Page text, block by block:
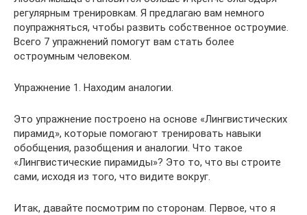
регулярным тренировкам. Я предлагаю вам немного
поупражняться, чтобы развить собственное остроумие.
Всего 7 упражнений помогут вам стать более
остроумным человеком.
Упражнение 1. Находим аналогии.
Это упражнение построено на основе «Лингвистических
пирамид», которые помогают тренировать навыки
обобщения, разобщения и аналогии. Что такое
«Лингвистические пирамиды»? Это то, что вы строите
сами, исходя из того, что видите вокруг.
Итак, давайте посмотрим по сторонам. Первое, что я